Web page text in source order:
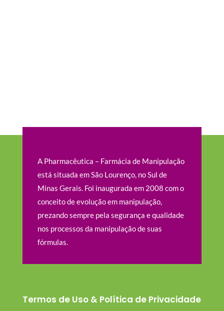
A Pharmacêutica – Farmácia de Manipulação
está situada em São Lourenço, no Sul de
Minas Gerais. Foi inaugurada em 2008 com o
conceito de evolução em manipulação,
prezando sempre pela segurança e qualidade
nos processos da manipulação de suas
fórmulas.
Termos de Uso & Política de Privacidade